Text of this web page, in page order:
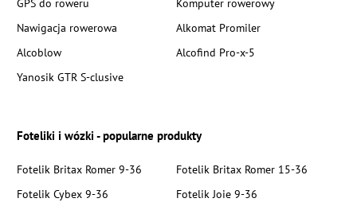
GPS do roweru
Komputer rowerowy
Nawigacja rowerowa
Alkomat Promiler
Alcoblow
Alcofind Pro-x-5
Yanosik GTR S-clusive
Foteliki i wózki - popularne produkty
Fotelik Britax Romer 9-36
Fotelik Britax Romer 15-36
Fotelik Cybex 9-36
Fotelik Joie 9-36